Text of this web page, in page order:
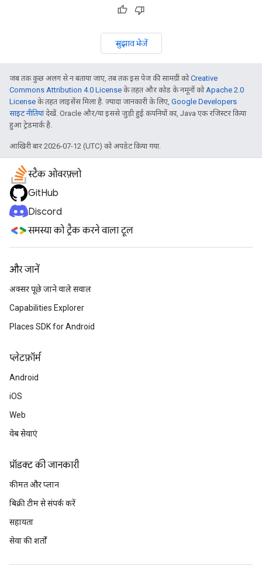
सुझाव भेजें
जब तक कुछ अलग से न बताया जाए, तब तक इस पेज की सामग्री कोCreative
Commons Attribution 4.0 License के तहत और कोड के नमूनों कोApache 2.0
License के तहत लाइसेंस मिला है. ज़्यादा जानकारी के लिए, Google Developers
साइट नीतियांदेखें. Oracle और/या इससे जुड़ी हुई कंपनियों का, Java एक रजिस्टर किया
हुआ ट्रेडमार्क है.
आखिरी बार 2026-07-12 (UTC) को अपडेट किया गया.
स्टैक ओवरफ़्लो
GitHub
Discord
समस्या को ट्रैक करने वाला टूल
और जानें
अक्सर पूछे जाने वाले सवाल
Capabilities Explorer
Places SDK for Android
प्‍लेटफ़ॉर्म
Android
iOS
Web
वेब सेवाएं
प्रॉडक्ट की जानकारी
कीमत और प्लान
बिक्री टीम से संपर्क करें
सहायता
सेवा की शर्तों